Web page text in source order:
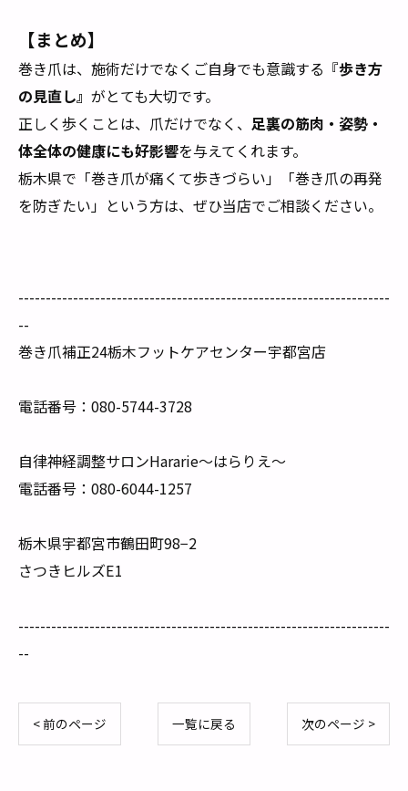
【まとめ】
巻き爪は、施術だけでなくご自身でも意識する『歩き方
の見直し』 がとても大切です。
正しく歩くことは、爪だけでなく、 足裏の筋肉・姿勢・
体全体の健康にも好影響を与えてくれます。
栃木県で「巻き爪が痛くて歩きづらい」「巻き爪の再発
を防ぎたい」という方は、ぜひ当店でご相談ください。
--------------------------------------------------------------------
--
巻き爪補正24栃木フットケアセンター宇都宮店
電話番号：080-5744-3728
自律神経調整サロンHararie〜はらりえ〜
電話番号：080-6044-1257
栃木県宇都宮市鶴田町98−2
さつきヒルズE1
--------------------------------------------------------------------
--
< 前のページ 一覧に戻る 次のページ >